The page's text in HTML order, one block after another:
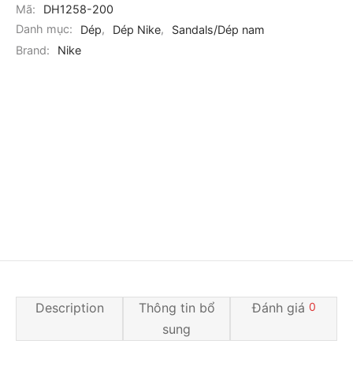
Mã:
DH1258-200
Danh mục:
Dép, Dép Nike,
Sandals/Dép nam
Brand:
Nike
Description
Thông tin bổ
sung
Đánh giá 0